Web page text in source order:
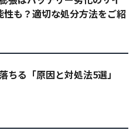
性も？適切な処分方法をご紹
ちる「原因と対処法5選」